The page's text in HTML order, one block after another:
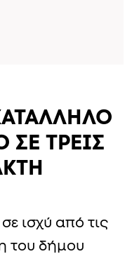
ΤΡΕΙΣ
ισχύ από τις
του δήμου